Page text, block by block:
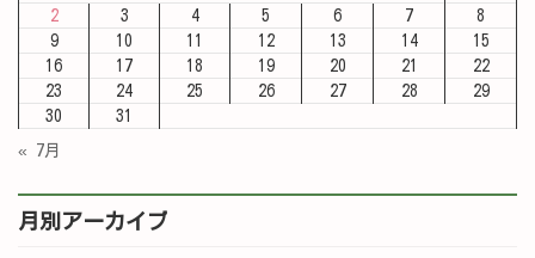
2
3 4 5 6 7
8
9
10 11 12 13 14
15
16
17 18 19 20 21
22
23
24 25 26 27 28
29
30
31
« 7月
月別アーカイブ